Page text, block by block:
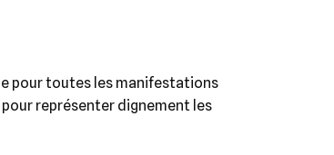
pour toutes les manifestations
représenter dignement les